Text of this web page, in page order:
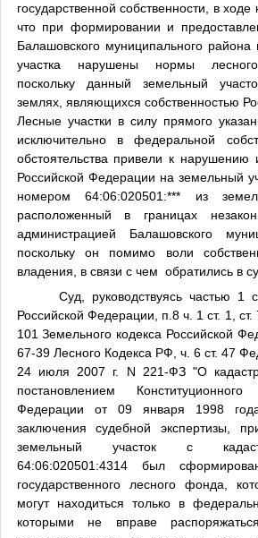
государственной собственности, в ходе
что при формировании и
Балашовского муниципального района
участка нарушены нормы лесного
поскольку данный земельный
землях, являющихся собственностью
Лесные участки в силу прямого
исключительно в федеральной
обстоятельства привели к
Российской Федерации на земельный
номером 64:06:020501:*** из
расположенный в границах
администрацией Балашовского
поскольку он помимо воли
владения, в связи с чем обратились в
Суд, руководствуясь частью 1
Российской Федерации, п.8 ч. 1 ст. 1, ст.
101 Земельного кодекса Российской
67-39 Лесного Кодекса РФ, ч. 6 ст. 47
24 июля 2007 г. N 221-ФЗ "О
постановлением
Федерации от 09 января 1998
заключения судебной экспертизы,
земельный участок с
64:06:020501:4314 был
государственного лесного фонда,
могут находиться только в
которыми не вправе